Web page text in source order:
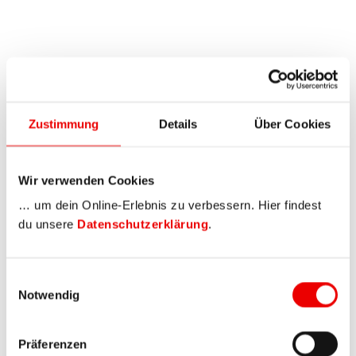
Zustimmung Details Über Cookies
Wir verwenden Cookies
… um dein Online-Erlebnis zu verbessern. Hier findest
du unsere Datenschutzerklärung.
Notwendig
Präferenzen